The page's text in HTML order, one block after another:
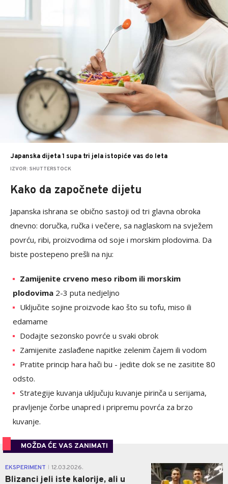
Japanska dijeta 1 supa tri jela istopiće vas do leta
IZVOR: SHUTTERSTOCK
Kako da započnete dijetu
Japanska ishrana se obično sastoji od tri glavna obroka
dnevno: doručka, ručka i večere, sa naglaskom na svježem
povrću, ribi, proizvodima od soje i morskim plodovima. Da
biste postepeno prešli na nju:
Zamijenite crveno meso ribom ili morskim
plodovima 2-3 puta nedjeljno
Uključite sojine proizvode kao što su tofu, miso ili
edamame
Dodajte sezonsko povrće u svaki obrok
Zamijenite zaslađene napitke zelenim čajem ili vodom
Pratite princip hara hači bu - jedite dok se ne zasitite 80
odsto.
Strategije kuvanja uključuju kuvanje pirinča u serijama,
pravljenje čorbe unapred i pripremu povrća za brzo
kuvanje.
MOŽDA ĆE VAS ZANIMATI
EKSPERIMENT 12.03.2026.
Blizanci jeli iste kalorije, ali u
0